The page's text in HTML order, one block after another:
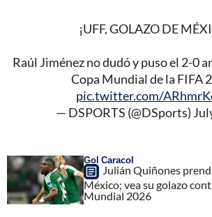
¡UFF, GOLAZO DE
Raúl Jiménez no dudó y puso el 2-0
Copa Mundial de la FIFA
pic.twitter.com/
— DSPORTS (@DSports)
Gol Caracol
Julián Quiñones
México; vea su golazo
Mundial 2026